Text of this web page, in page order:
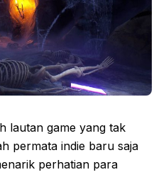
lautan game yang tak
permata indie baru saja
perhatian para